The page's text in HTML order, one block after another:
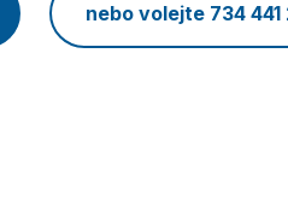
nebo volejte 734 441